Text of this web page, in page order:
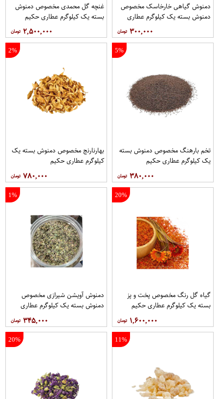
دمنوش گیاهی خارخاسک مخصوص
دمنوش بسته یک کیلوگرم عطاری
۳۰۰,۰۰۰
غنچه گل محمدی مخصوص دمنوش
بسته یک کیلوگرم عطاری حکیم
۲,۵۰۰,۰۰۰
5%
تخم بارهنگ مخصوص دمنوش بسته
یک کیلوگرم عطاری حکیم
۳۸۰,۰۰۰
2%
بهارنارنج مخصوص دمنوش بسته یک
کیلوگرم عطاری حکیم
۷۸۰,۰۰۰
20%
گیاه گل رنگ مخصوص پخت و پز
بسته یک کیلوگرم عطاری حکیم
۱,۶۰۰,۰۰۰
1%
دمنوش آویشن شیرازی مخصوص
دمنوش بسته یک کیلوگرم عطاری
۳۴۵,۰۰۰
11%
20%